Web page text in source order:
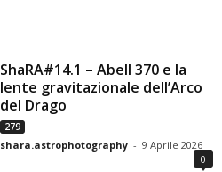
ShaRA#14.1 – Abell 370 e la
lente gravitazionale dell’Arco
del Drago
279
shara.astrophotography - 9 Aprile 2026
0